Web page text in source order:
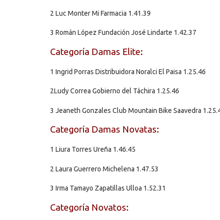
2 Luc Monter Mi Farmacia 1.41.39
3 Román López Fundación José Lindarte 1.42.37
Categoría Damas Elite:
1 Ingrid Porras Distribuidora Noralci El Paisa 1.25.46
2Ludy Correa Gobierno del Táchira 1.25.46
3 Jeaneth Gonzales Club Mountain Bike Saavedra
Categoría Damas Novatas:
1 Liura Torres Ureña 1.46.45
2 Laura Guerrero Michelena 1.47.53
3 Irma Tamayo Zapatillas Ulloa 1.52.31
Categoría Novatos: